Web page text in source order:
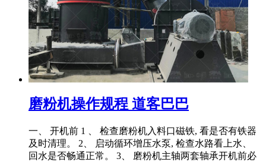
磨粉机操作规程 道客巴巴
一、 开机前 1 、 检查磨粉机入料口磁铁, 看是否有铁器
及时清理。 2、 启动循环增压水泵, 检查水路看上水、
回水是否畅通正常。 3、 磨粉机主轴两套轴承开机前必